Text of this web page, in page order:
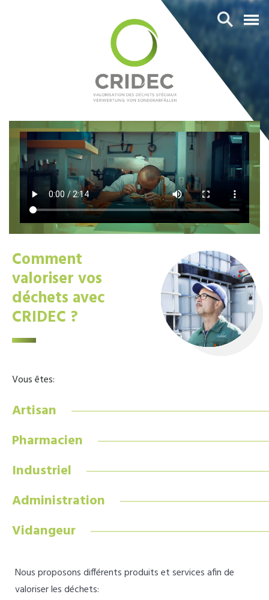
Comment
valoriser vos
déchets avec
CRIDEC ?
Vous êtes:
Artisan
Pharmacien
Industriel
Administration
Vidangeur
Nous proposons différents produits et services afin de
valoriser les déchets: